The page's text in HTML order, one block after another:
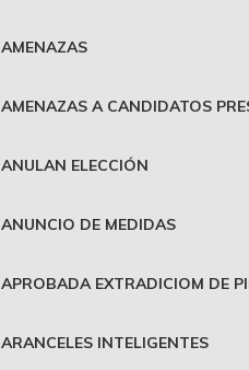
AMENAZAS
AMENAZAS A CANDIDATOS
ANULAN ELECCIÓN
ANUNCIO DE MEDIDAS
APROBADA EXTRADICIOM DE
ARANCELES INTELIGENTES